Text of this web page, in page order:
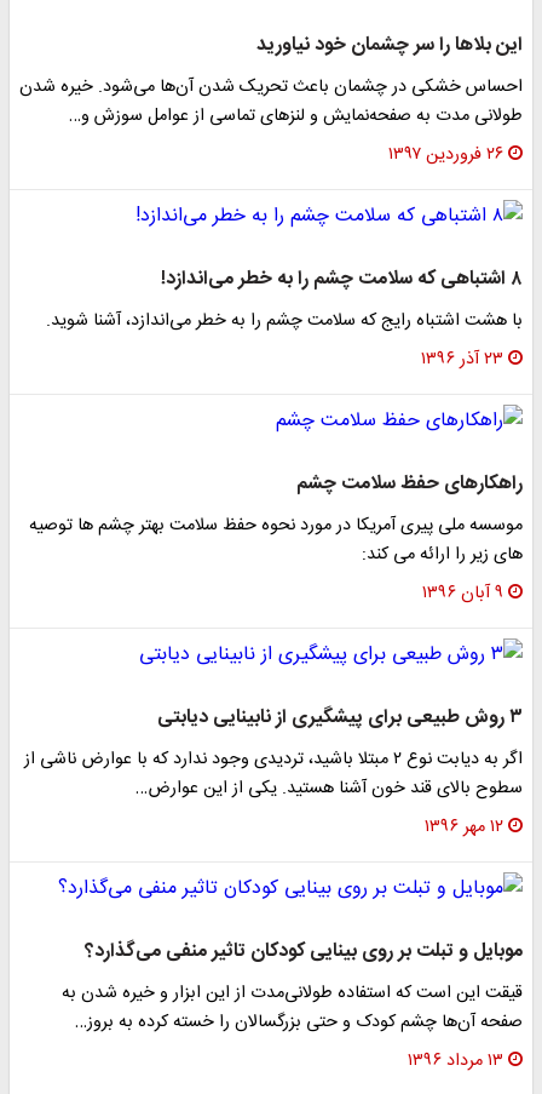
این بلا‌ها را سر چشمان خود نیاورید
احساس خشکی در چشمان باعث تحریک شدن آن‌ها می‌شود. خیره شدن
طولانی مدت به صفحه‌نمایش و لنز‌های تماسی از عوامل سوزش و…
۲۶ فروردین ۱۳۹۷
۸ اشتباهی که سلامت چشم را به خطر می‌اندازد!
با هشت اشتباه رایج که سلامت چشم را به خطر می‌اندازد، آشنا شوید.
۲۳ آذر ۱۳۹۶
راهکارهای حفظ سلامت چشم
موسسه ملی پیری آمریکا در مورد نحوه حفظ سلامت بهتر چشم ها توصیه
های زیر را ارائه می کند:
۹ آبان ۱۳۹۶
۳ روش طبیعی برای پیشگیری از نابینایی دیابتی
اگر به دیابت نوع ۲ مبتلا باشید، تردیدی وجود ندارد که با عوارض ناشی از
سطوح بالای قند خون آشنا هستید. یکی از این عوارض…
۱۲ مهر ۱۳۹۶
موبایل و تبلت بر روی بینایی کودکان تاثیر منفی می‌گذارد؟
قیقت این است که استفاده طولانی‌مدت از این ابزار و خیره شدن به
صفحه آن‌ها چشم کودک و حتی بزرگسالان را خسته کرده به بروز…
۱۳ مرداد ۱۳۹۶